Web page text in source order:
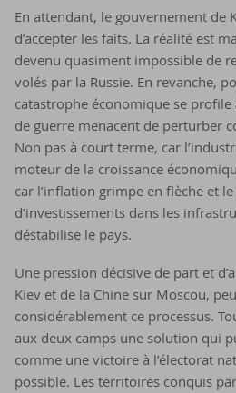
En attendant, le gouvernement de
d’accepter les faits. La réalité est
devenu quasiment impossible de
volés par la Russie. En revanche,
catastrophe économique se profile
de guerre menacent de perturber
Non pas à court terme, car
moteur de la croissance
car l’inflation grimpe en flèche et
d’investissements dans les
déstabilise le pays.
Une pression décisive de part et
Kiev et de la Chine sur Moscou,
considérablement ce processus.
aux deux camps une solution qui
comme une victoire à l’électorat
possible. Les territoires conquis